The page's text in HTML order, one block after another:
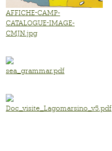
AFFICHE-CAMP-
CATALOGUE-IMAGE-
CMJN.jpg
sea_grammar.pdf
Doc_visite_Lagomarsino_v5.pdf